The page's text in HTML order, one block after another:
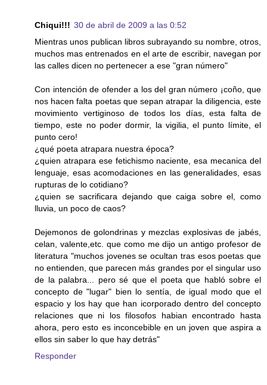
Chiqui!!! 30 de abril de 2009 a las 0:52
Mientras unos publican libros subrayando su nombre, otros,
muchos mas entrenados en el arte de escribir, navegan por
las calles dicen no pertenecer a ese "gran número"
Con intención de ofender a los del gran número ¡coño, que
nos hacen falta poetas que sepan atrapar la diligencia, este
movimiento vertiginoso de todos los días, esta falta de
tiempo, este no poder dormir, la vigilia, el punto límite, el
punto cero!
¿qué poeta atrapara nuestra época?
¿quien atrapara ese fetichismo naciente, esa mecanica del
lenguaje, esas acomodaciones en las generalidades, esas
rupturas de lo cotidiano?
¿quien se sacrificara dejando que caiga sobre el, como
lluvia, un poco de caos?
Dejemonos de golondrinas y mezclas explosivas de jabés,
celan, valente,etc. que como me dijo un antigo profesor de
literatura "muchos jovenes se ocultan tras esos poetas que
no entienden, que parecen más grandes por el singular uso
de la palabra... pero sé que el poeta que habló sobre el
concepto de "lugar" bien lo sentía, de igual modo que el
espacio y los hay que han icorporado dentro del concepto
relaciones que ni los filosofos habian encontrado hasta
ahora, pero esto es inconcebible en un joven que aspira a
ellos sin saber lo que hay detrás"
Responder